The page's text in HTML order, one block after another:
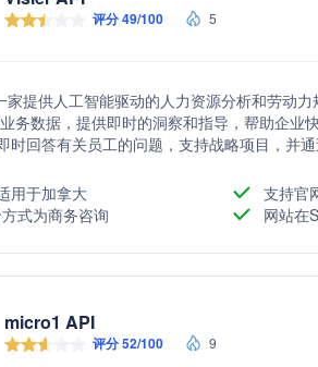
评分 49/100 5
家提供人工智能驱动的人力资源分析和劳动
务数据，提供即时的洞察和指导，帮助企业
时回答有关员工的问题，支持战略项目，并
户包括数千家成功企业，其产品获得了行业
用于加拿大
支持官
式为商务咨询
网站在
micro1 API
评分 52/100 9